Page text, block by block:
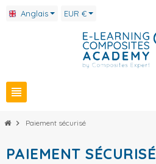
Anglais EUR €
view_headline
chevron_right Paiement sécurisé
PAIEMENT SÉCURISÉ